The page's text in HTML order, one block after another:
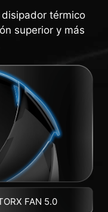
térmico
superior y más
FAN 5.0